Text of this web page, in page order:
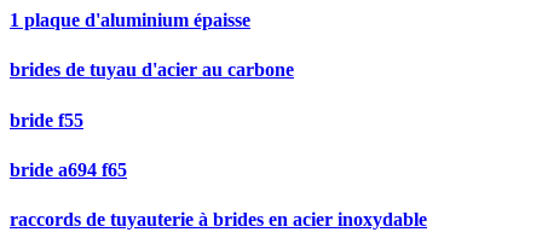
1 plaque d'aluminium épaisse
brides de tuyau d'acier au carbone
bride f55
bride a694 f65
raccords de tuyauterie à brides en acier inoxydable